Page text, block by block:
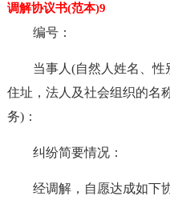
调解协议书(范本)9
编号：
当事人(自然人姓名、
住址，法人及社会组织的名
务)：
纠纷简要情况：
经调解，自愿达成如下